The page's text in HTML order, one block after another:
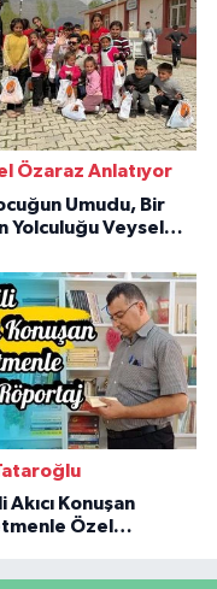
Özaraz Anlatıyor
Umudu, Bir
Veysel
Akıcı Konuşan
Özel